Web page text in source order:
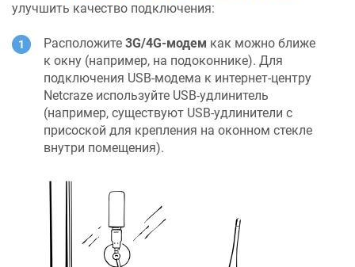
улучшить качество подключения:
Расположите 3G/4G-модем как можно ближе
к окну (например, на подоконнике). Для
подключения USB-модема к интернет-центру
Netcraze используйте USB-удлинитель
(например, существуют USB-удлинители с
присоской для крепления на оконном стекле
внутри помещения).